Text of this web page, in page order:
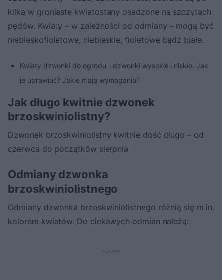
kilka w groniaste kwiatostany osadzone na szczytach
pędów. Kwiaty – w zależności od odmiany – mogą być
niebieskofioletowe, niebieskie, fioletowe bądź białe.
Kwiaty dzwonki do ogrodu - dzwonki wysokie i niskie. Jak
je uprawiać? Jakie mają wymagania?
Jak długo kwitnie dzwonek
brzoskwiniolistny?
Dzwonek brzoskwiniolistny kwitnie dość długo – od
czerwca do początków sierpnia
Odmiany dzwonka
brzoskwiniolistnego
Odmiany dzwonka brzoskwiniolistnego różnią się m.in.
kolorem kwiatów. Do ciekawych odmian należą: